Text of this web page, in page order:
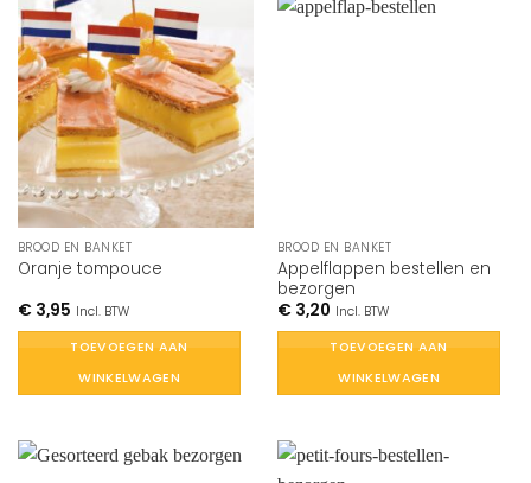
BROOD EN BANKET
Oranje tompouce
€3,95 Incl. BTW
TOEVOEGEN AAN
WINKELWAGEN
BROOD EN BANKET
Appelflappen bestellen en
bezorgen
€3,20 Incl. BTW
TOEVOEGEN AAN
WINKELWAGEN